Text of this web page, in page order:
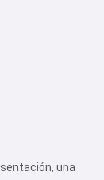
una